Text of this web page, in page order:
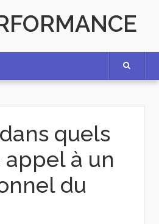
quels
appel à un
du